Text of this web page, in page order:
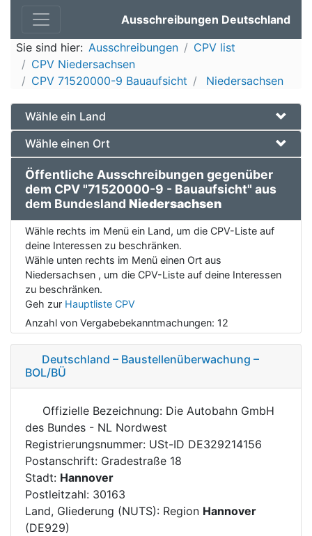
Ausschreibungen Deutschland
Sie sind hier: Ausschreibungen
CPV list
CPV Niedersachsen
CPV 71520000-9 Bauaufsicht
Niedersachsen
Wähle ein Land
Wähle einen Ort
Öffentliche Ausschreibungen gegenüber
dem CPV "71520000-9 - Bauaufsicht" aus
dem Bundesland Niedersachsen
Wähle rechts im Menü ein Land, um die CPV-Liste auf
deine Interessen zu beschränken.
Wähle unten rechts im Menü einen Ort aus
Niedersachsen , um die CPV-Liste auf deine Interessen
zu beschränken.
Geh zur Hauptliste CPV
Anzahl von Vergabebekanntmachungen: 12
Deutschland – Baustellenüberwachung –
BOL/BÜ
Offizielle Bezeichnung: Die Autobahn GmbH
des Bundes - NL Nordwest
Registrierungsnummer: USt-ID DE329214156
Postanschrift: Gradestraße 18
Stadt: Hannover
Postleitzahl: 30163
Land, Gliederung (NUTS): Region Hannover
(DE929)